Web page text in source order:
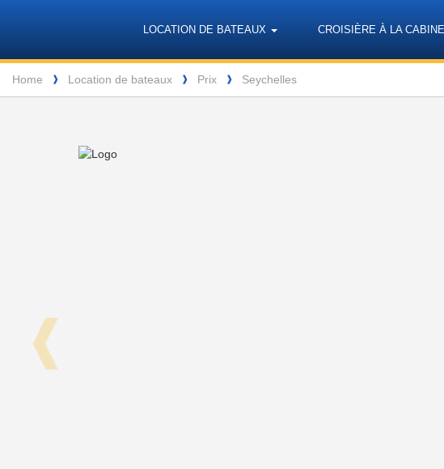
Barone
Yachting
LOCATION DE BATEAUX CROISIÈRE À LA CABINE
Breadcrumb
Home ❱ Location de bateaux ❱ Prix ❱ Seychelles
❰